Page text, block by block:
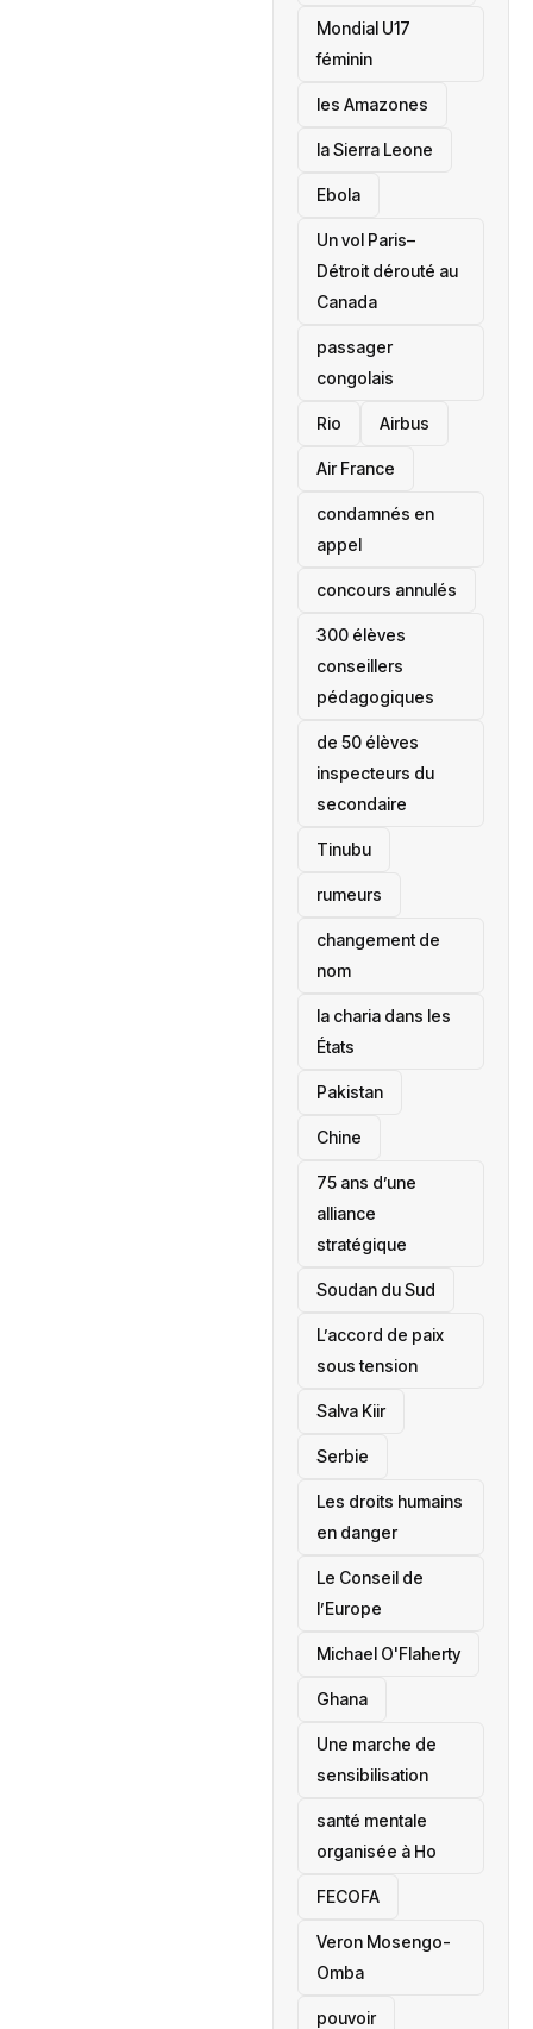
Mondial U17
féminin
les Amazones
la Sierra Leone
‎Ebola
Un vol Paris–
Détroit dérouté au
Canada
passager
congolais
Rio Airbus
Air France
condamnés en
appel
concours annulés
300 élèves
conseillers
pédagogiques
de 50 élèves
inspecteurs du
secondaire
Tinubu
rumeurs
changement de
nom
la charia dans les
États
‎Pakistan
Chine
75 ans d’une
alliance
stratégique
‎Soudan du Sud
L’accord de paix
sous tension
Salva Kiir
‎Serbie
Les droits humains
en danger
‎Le Conseil de
l’Europe
Michael O'Flaherty
‎Ghana
Une marche de
sensibilisation
santé mentale
organisée à Ho
‎FECOFA
Veron Mosengo-
Omba
pouvoir